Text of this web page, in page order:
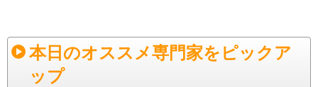
本日のオススメ専門家をピックア
ップ